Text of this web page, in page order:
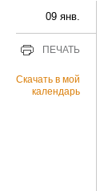
09 янв.
ПЕЧАТЬ
Скачать в мой
календарь